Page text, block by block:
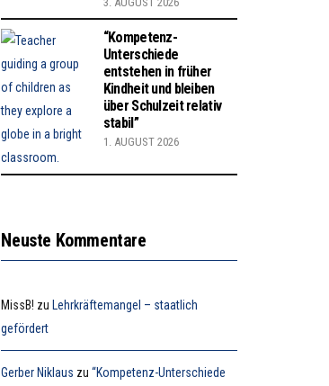
“Kompetenz-
Unterschiede
entstehen in früher
Kindheit und bleiben
über Schulzeit relativ
stabil”
1. AUGUST 2026
Neuste Kommentare
MissB! zu Lehrkräftemangel – staatlich
gefördert
Gerber Niklaus zu“Kompetenz-Unterschiede